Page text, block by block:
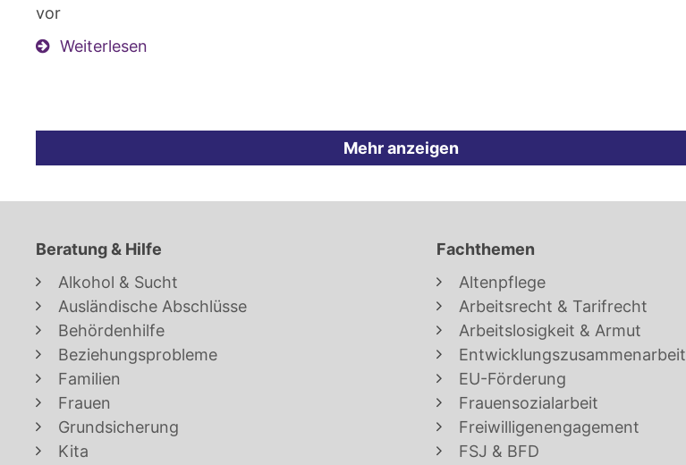
vor
Weiterlesen
Mehr anzeigen
Beratung & Hilfe
Alkohol & Sucht
Ausländische Abschlüsse
Behördenhilfe
Beziehungsprobleme
Familien
Frauen
Grundsicherung
Kita
Fachthemen
Altenpflege
Arbeitsrecht & Tarifrecht
Arbeitslosigkeit & Armut
Entwicklungszusammenarbeit
EU-Förderung
Frauensozialarbeit
Freiwilligenengagement
FSJ & BFD